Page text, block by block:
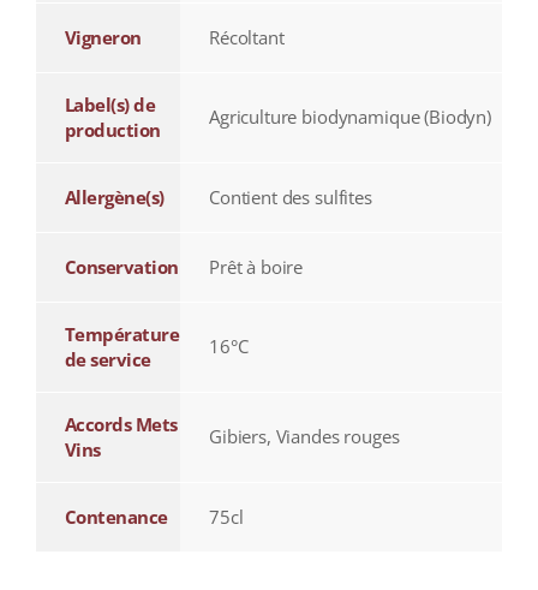
Vigneron Récoltant
Label(s) de
production
Agriculture biodynamique (Biodyn)
Allergène(s) Contient des sulfites
Conservation Prêt à boire
Température
de service
16°C
Accords Mets
Vins
Gibiers, Viandes rouges
Contenance 75cl